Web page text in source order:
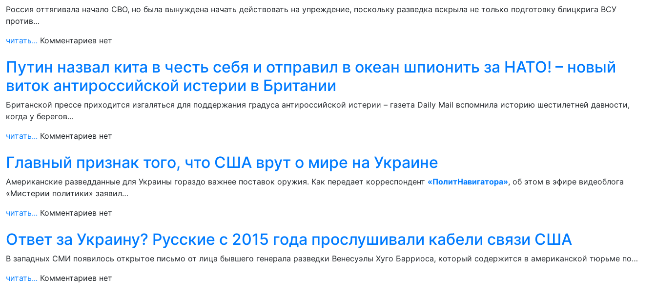
Россия оттягивала начало СВО, но была вынуждена начать действовать на упреждение, поскольку разведка вскрыла не только подготовку блицкрига ВСУ
против…
читать... Комментариев нет
Путин назвал кита в честь себя и отправил в океан шпионить за НАТО! – новый
виток антироссийской истерии в Британии
Британской прессе приходится изгаляться для поддержания градуса антироссийской истерии – газета Daily Mail вспомнила историю шестилетней давности,
когда у берегов…
читать... Комментариев нет
Главный признак того, что США врут о мире на Украине
Американские разведданные для Украины гораздо важнее поставок оружия. Как передает корреспондент «ПолитНавигатора», об этом в эфире видеоблога
«Мистерии политики» заявил…
читать... Комментариев нет
Ответ за Украину? Русские с 2015 года прослушивали кабели связи США
В западных СМИ появилось открытое письмо от лица бывшего генерала разведки Венесуэлы Хуго Барриоса, который содержится в американской тюрьме по…
читать... Комментариев нет